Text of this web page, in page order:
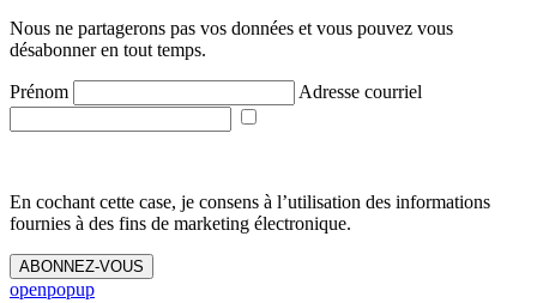
Nous ne partagerons pas vos données et vous pouvez vous
désabonner en tout temps.
Prénom Adresse courriel
En cochant cette case, je consens à l’utilisation des informations
fournies à des fins de marketing électronique.
ABONNEZ-VOUS
openpopup